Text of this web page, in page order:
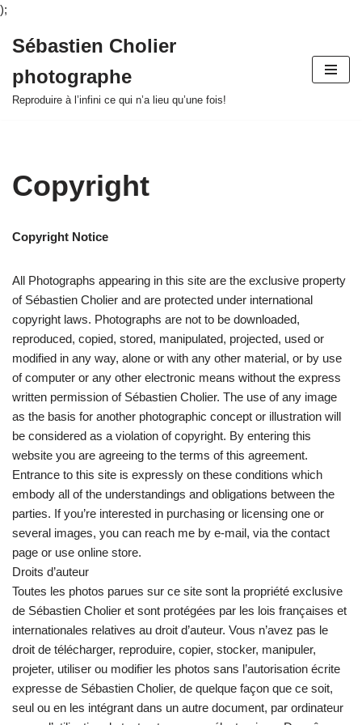
);
au
contenu
Sébastien Cholier
photographe
Reproduire à l’infini ce qui n’a lieu qu’une fois!
Copyright
Copyright Notice
All Photographs appearing in this site are the exclusive property
of Sébastien Cholier and are protected under international
copyright laws. Photographs are not to be downloaded,
reproduced, copied, stored, manipulated, projected, used or
modified in any way, alone or with any other material, or by use
of computer or any other electronic means without the express
written permission of Sébastien Cholier. The use of any image
as the basis for another photographic concept or illustration will
be considered as a violation of copyright. By entering this
website you are agreeing to the terms of this agreement.
Entrance to this site is expressly on these conditions which
embody all of the understandings and obligations between the
parties. If you’re interested in purchasing or licensing one or
several images, you can reach me by e-mail, via the contact
page or use online store.
Droits d’auteur
Toutes les photos parues sur ce site sont la propriété exclusive
de Sébastien Cholier et sont protégées par les lois françaises et
internationales relatives au droit d’auteur. Vous n’avez pas le
droit de télécharger, reproduire, copier, stocker, manipuler,
projeter, utiliser ou modifier les photos sans l’autorisation écrite
expresse de Sébastien Cholier, de quelque façon que ce soit,
seul ou en les intégrant dans un autre document, par ordinateur